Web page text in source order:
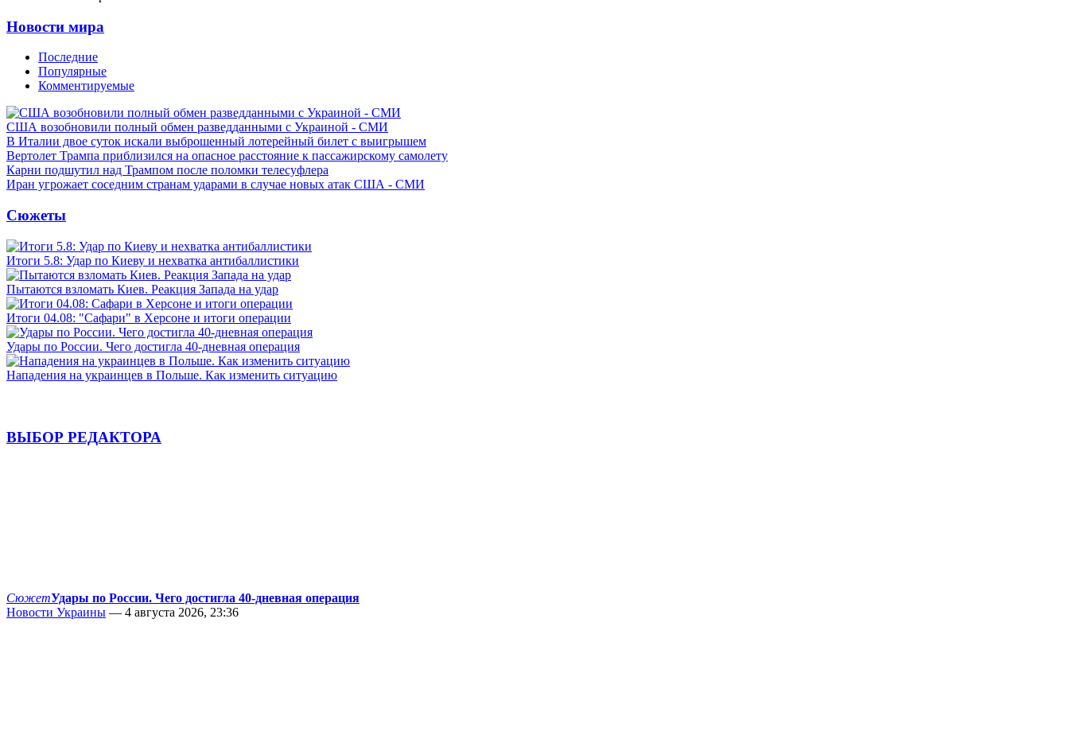
Новости мира
Последние
Популярные
Комментируемые
США возобновили полный обмен разведданными с Украиной - СМИ
В Италии двое суток искали выброшенный лотерейный билет с выигрышем
Вертолет Трампа приблизился на опасное расстояние к пассажирскому самолету
Карни подшутил над Трампом после поломки телесуфлера
Иран угрожает соседним странам ударами в случае новых атак США - СМИ
Сюжеты
Итоги 5.8: Удар по Киеву и нехватка антибаллистики
Пытаются взломать Киев. Реакция Запада на удар
Итоги 04.08: "Сафари" в Херсоне и итоги операции
Удары по России. Чего достигла 40-дневная операция
Нападения на украинцев в Польше. Как изменить ситуацию
ВЫБОР РЕДАКТОРА
СюжетУдары по России. Чего достигла 40-дневная операция
Новости Украины — 4 августа 2026, 23:36